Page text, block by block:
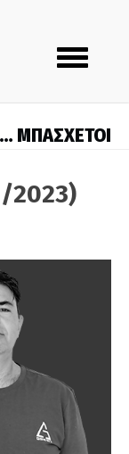
Toggle
navigation
ΜΠΑΣΧΕΤΟΙ
2023)